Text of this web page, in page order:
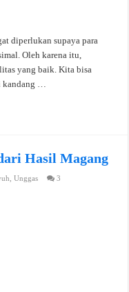
diperlukan supaya para
Oleh karena itu,
yang baik. Kita bisa
kandang …
Hasil Magang
,Unggas 3